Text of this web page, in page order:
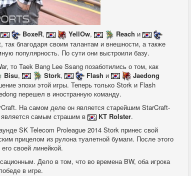
BoxeR, YellOw, Reach и
благодаря своим талантам и внешности, а также
популярность. По сути они выстроили базу.
то Taek Bang Lee Ssang позаботились о том, как
Bisu, Stork, Flash и
Jaedong
эпохи этой игры. Теперь только Stork и Flash
перешел в иностранную команду.
На самом деле он является старейшим StarCraft-
самым страшим в
KT Rolster.
SK Telecom Proleague 2014 Stork принес свой
прицелом из рулона туалетной бумаги. После этого
своей линейкой.
Дело в том, что во времена BW, оба игрока
в игре.